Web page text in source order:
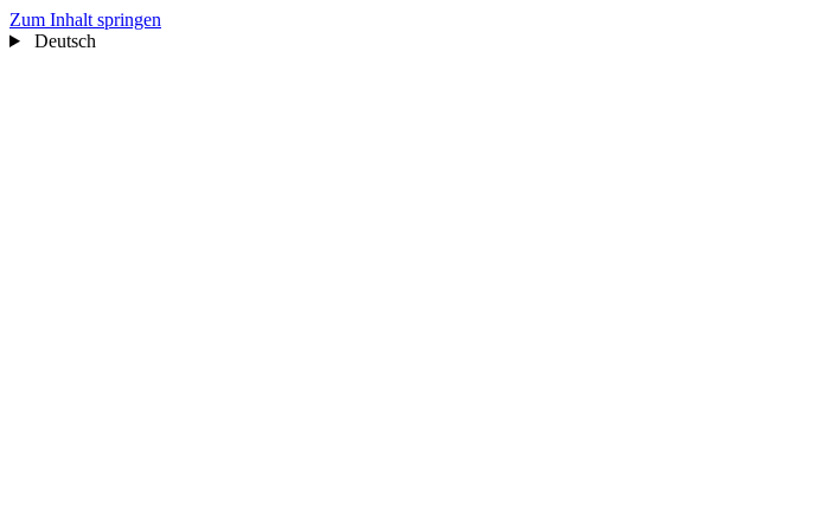
Zum Inhalt springen
Deutsch